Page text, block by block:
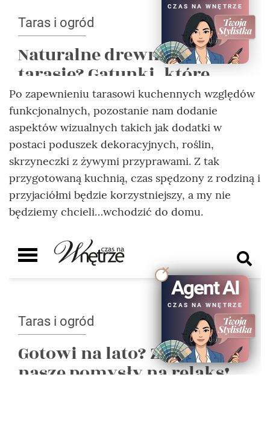
Po zapewnieniu tarasowi kuchennych względów
funkcjonalnych, pozostanie nam dodanie
aspektów wizualnych takich jak dodatki w
postaci poduszek dekoracyjnych, roślin,
skrzyneczki z żywymi przyprawami. Z tak
przygotowaną kuchnią, czas spędzony z rodziną i
przyjaciółmi będzie korzystniejszy, a my nie
będziemy chcieli…wchodzić do domu.